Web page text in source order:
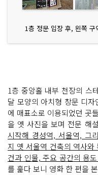
1층 정문 입장 후, 왼쪽
1층 중앙홀 내부 천장의 스
달 모양의 아치형 창문 디
에 매표소로 이용되었던 곳
을 옛 사진을 보며 전문 해
시작해 경성역, 서울역, 그
지 옛 서울역 건축의 역사
건과 인물, 주요 공간의 용
를 훑다 보니 영화 한 편을